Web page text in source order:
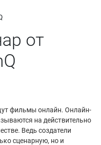
от
фильмы онлайн. Онлайн-
на действительно
Ведь создатели
сценарную, но и